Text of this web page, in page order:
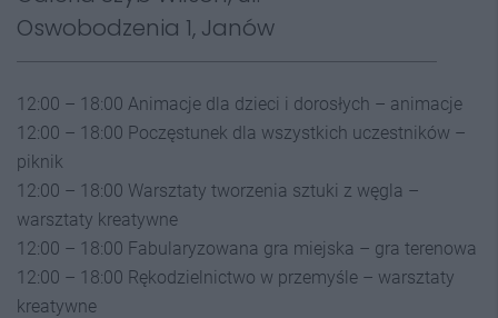
Oswobodzenia 1, Janów
12:00 – 18:00 Animacje dla dzieci i dorosłych – animacje
12:00 – 18:00 Poczęstunek dla wszystkich uczestników –
piknik
12:00 – 18:00 Warsztaty tworzenia sztuki z węgla –
warsztaty kreatywne
12:00 – 18:00 Fabularyzowana gra miejska – gra terenowa
12:00 – 18:00 Rękodzielnictwo w przemyśle – warsztaty
kreatywne